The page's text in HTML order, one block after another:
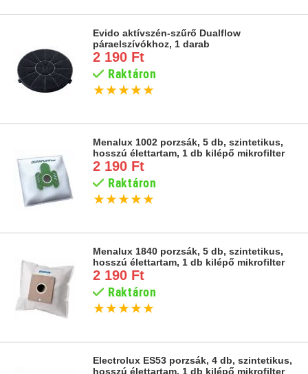
Evido aktívszén-szűrő Dualflow
páraelszívókhoz, 1 darab
2 190 Ft
Raktáron
★★★★★
Menalux 1002 porzsák, 5 db, szintetikus,
hosszú élettartam, 1 db kilépő mikrofilter
2 190 Ft
Raktáron
★★★★★
Menalux 1840 porzsák, 5 db, szintetikus,
hosszú élettartam, 1 db kilépő mikrofilter
2 190 Ft
Raktáron
★★★★★
Electrolux ES53 porzsák, 4 db, szintetikus,
hosszú élettartam, 1 db kilépő mikrofilter